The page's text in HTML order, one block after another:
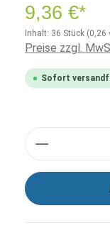
9,36 €*
Inhalt: 36 Stück (0,26
Preise zzgl.
Sofort